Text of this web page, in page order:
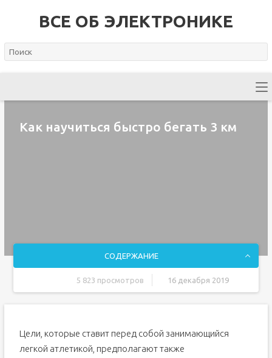
ВСЕ ОБ ЭЛЕКТРОНИКЕ
Как научиться быстро бегать 3 км
СОДЕРЖАНИЕ
5 823 просмотров 16 декабря 2019
Тренировка, правильное дыхание
Ошибки в беге на 3 км
Цели, которые ставит перед собой занимающийся
легкой атлетикой, предполагают также